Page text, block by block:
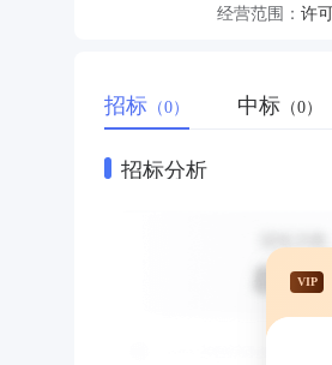
经营范围：
招标 （0） 中标 （0）
招标分析
VIP